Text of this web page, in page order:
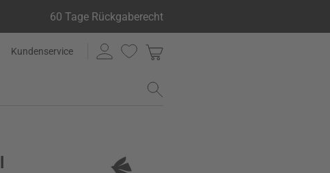
60 Tage Rückgaberecht
Kundenservice